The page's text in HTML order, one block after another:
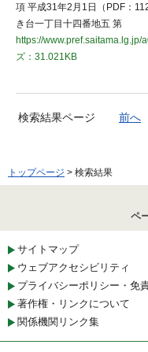
項 平成31年2月1日（PDF：
き台一丁目十四番地五 第
https://www.pref.saitama.lg.jp/
ズ：31.021KB
検索結果ページ 前へ
トップページ > 検索結果
ペ
サイトマップ
ウェブアクセシビリティ
プライバシーポリシー・免
著作権・リンクについて
関係機関リンク集